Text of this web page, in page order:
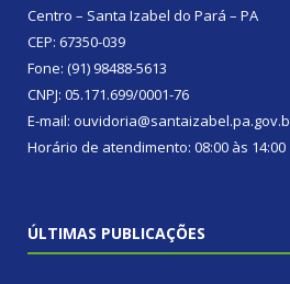
Centro – Santa Izabel do Pará – PA
CEP: 67350-039
Fone: (91) 98488-5613
CNPJ: 05.171.699/0001-76
E-mail:
Horário de atendimento: 08:00 às 14:00
ÚLTIMAS PUBLICAÇÕES